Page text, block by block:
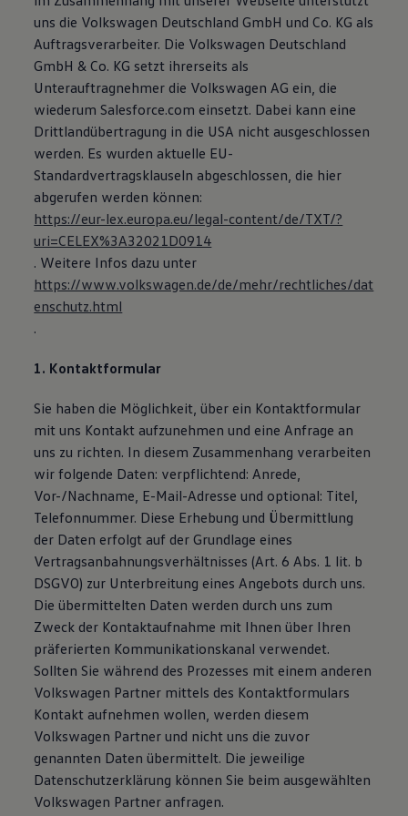
Magazin
Lifestyle
Transport
Familie
Elektromobilität
Volkswagen R
Pannen- und Unfallhilfe
Volkswagen Kundenbetreuung
uns die Volkswagen Deutschland GmbH und Co. KG als
Auftragsverarbeiter. Die Volkswagen Deutschland
GmbH & Co. KG setzt ihrerseits als
Unterauftragnehmer die Volkswagen AG ein, die
wiederum Salesforce.com einsetzt. Dabei kann eine
Drittlandübertragung in die USA nicht ausgeschlossen
werden. Es wurden aktuelle EU-
Standardvertragsklauseln abgeschlossen, die hier
abgerufen werden können:
https://eur-lex.europa.eu/legal-content/de/TXT/?
uri=CELEX%3A32021D0914
. Weitere Infos dazu unter
https://www.volkswagen.de/de/mehr/rechtliches/dat
enschutz.html
.
1. Kontaktformular
Sie haben die Möglichkeit, über ein Kontaktformular
mit uns Kontakt aufzunehmen und eine Anfrage an
uns zu richten. In diesem Zusammenhang verarbeiten
wir folgende Daten: verpflichtend: Anrede,
Vor-/Nachname, E-Mail-Adresse und optional: Titel,
Telefonnummer. Diese Erhebung und Übermittlung
der Daten erfolgt auf der Grundlage eines
Vertragsanbahnungsverhältnisses (Art. 6 Abs. 1 lit. b
DSGVO) zur Unterbreitung eines Angebots durch uns.
Die übermittelten Daten werden durch uns zum
Zweck der Kontaktaufnahme mit Ihnen über Ihren
präferierten Kommunikationskanal verwendet.
Sollten Sie während des Prozesses mit einem anderen
Volkswagen Partner mittels des Kontaktformulars
Kontakt aufnehmen wollen, werden diesem
Volkswagen Partner und nicht uns die zuvor
genannten Daten übermittelt. Die jeweilige
Datenschutzerklärung können Sie beim ausgewählten
Volkswagen Partner anfragen.